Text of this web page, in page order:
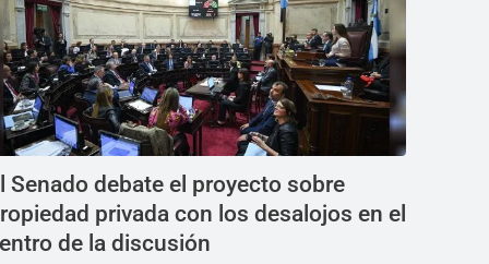
Senado debate el proyecto sobre
privada con los desalojos en el
de la discusión